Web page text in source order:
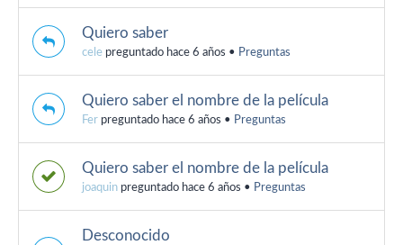
Quiero saber
cele preguntado hace 6 años • Preguntas
Quiero saber el nombre de la película
Fer preguntado hace 6 años • Preguntas
Quiero saber el nombre de la película
joaquin preguntado hace 6 años • Preguntas
Desconocido